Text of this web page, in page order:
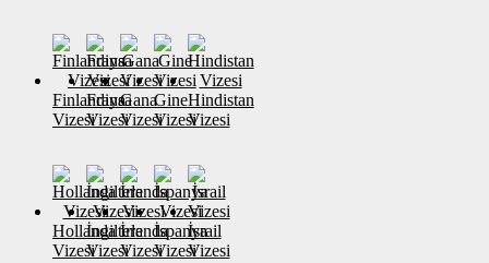
Finlandiya
Vizesi
Fransa
Vizesi
Gana
Vizesi
Gine
Vizesi
Hindistan
Vizesi
Hollanda
Vizesi
İngiltere
Vizesi
İrlanda
Vizesi
İspanya
Vizesi
İsrail
Vizesi